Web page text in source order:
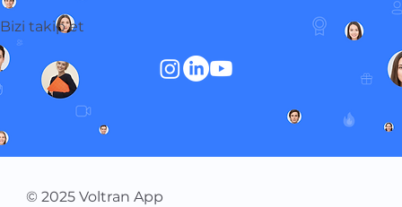
Bizi takip et
© 2025 Voltran App